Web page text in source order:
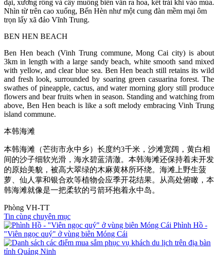
dại, xương rồng và cây muống biển vẫn ra hoa, kết trái khi vào mùa.
Nhìn từ trên cao xuống, Bến Hèn như một cung đàn mềm mại ôm
trọn lấy xã đảo Vĩnh Trung.
BEN HEN BEACH
Ben Hen beach (Vinh Trung commune, Mong Cai city) is about
3km in length with a large sandy beach, white smooth sand mixed
with yellow, and clear blue sea. Ben Hen beach still retains its wild
and fresh look, surrounded by soaring green casuarina forest. The
swathes of pineapple, cactus, and water morning glory still produce
flowers and bear fruits when in season. Standing and watching from
above, Ben Hen beach is like a soft melody embracing Vinh Trung
island commune.
本韩海滩
本韩海滩（芒街市永中乡）长度约3千米，沙滩宽阔，黄白相
间的沙子细软光滑，海水碧蓝清澈。本韩海滩还保持着未开发
的原始美貌，被高大翠绿的木麻黄林所环绕。海滩上野生菠
萝、仙人掌和银合欢等植物会应季开花结果。从高处俯瞰，本
韩海滩就像是一把柔软的弓箭环抱着永中岛。
Phòng VH-TT
Tin cùng chuyên mục
Phình Hồ -
"Viên ngọc quý" ở vùng biên Móng Cái